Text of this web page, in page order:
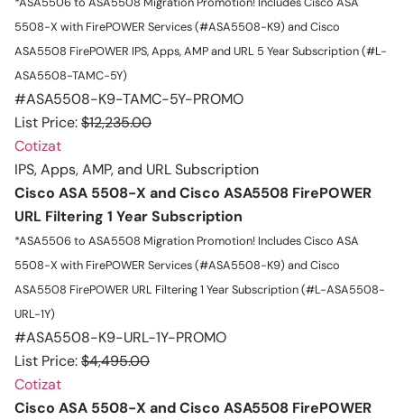
5508-X with FirePOWER Services (#ASA5508-K9) and Cisco
ASA5508 FirePOWER IPS, Apps, AMP and URL 5 Year Subscription (#L-
ASA5508-TAMC-5Y)
#ASA5508-K9-TAMC-5Y-PROMO
List Price:$12,235.00
Cotizat
IPS, Apps, AMP, and URL Subscription
Cisco ASA 5508-X and Cisco ASA5508 FirePOWER
URL Filtering 1 Year Subscription
*ASA5506 to ASA5508 Migration Promotion! Includes Cisco ASA
5508-X with FirePOWER Services (#ASA5508-K9) and Cisco
ASA5508 FirePOWER URL Filtering 1 Year Subscription (#L-ASA5508-
URL-1Y)
#ASA5508-K9-URL-1Y-PROMO
List Price:$4,495.00
Cotizat
Cisco ASA 5508-X and Cisco ASA5508 FirePOWER